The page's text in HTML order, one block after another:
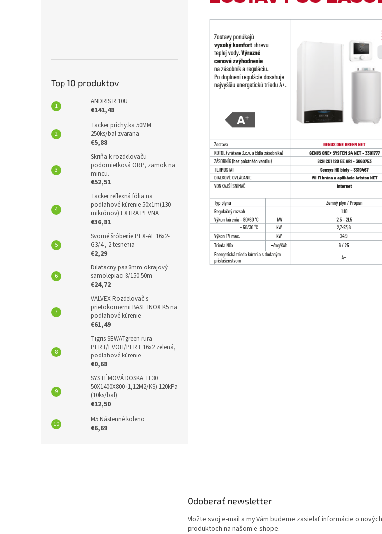
Top 10 produktov
ANDRIS R 10U
€141,48
Tacker prichytka 50MM
250ks/bal zvarana
€5,88
Skriňa k rozdelovaču
podomietková ORP, zamok na
mincu.
€52,51
Tacker reflexná fólia na
podlahové kúrenie 50x1m(130
mikrónov) EXTRA PEVNA
€36,81
Svorné šróbenie PEX-AL 16x2-
G3/4 , 2 tesnenia
€2,29
Dilatacny pas 8mm okrajový
samolepiaci 8/150 50m
€24,72
VALVEX Rozdelovač s
prietokomermi BASE INOX K5 na
podlahové kúrenie
€61,49
Tigris SEWATgreen rura
PERT/EVOH/PERT 16x2 zelená,
podlahové kúrenie
€0,68
SYSTÉMOVÁ DOSKA TF30
50X1400X800 (1,12M2/KS) 120kPa
(10ks/bal)
€12,50
M5 Nástenné koleno
€6,69
Odoberať newsletter
Vložte svoj e-mail a my Vám budeme zasielať informácie o nových
produktoch na našom e-shope.